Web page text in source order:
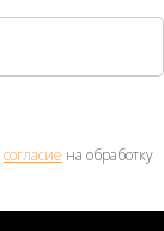
согласие на обработку